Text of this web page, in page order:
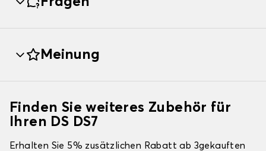
Meinung
Finden Sie weiteres Zubehör für
Ihren DS DS7
Erhalten Sie 5% zusätzlichen Rabatt ab 3gekauften